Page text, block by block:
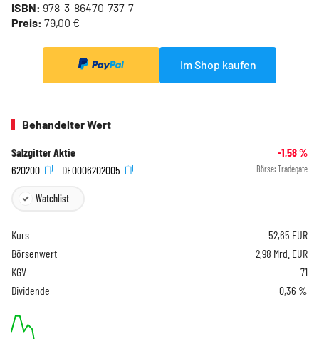
ISBN: 978-3-86470-737-7
Preis: 79,00 €
Im Shop kaufen
Behandelter Wert
Salzgitter Aktie -1,58%
620200
DE0006202005 Börse: Tradegate
Watchlist
Kurs 52,65 EUR
Börsenwert
2,98 Mrd. EUR
KGV
71
Dividende
0,36 %